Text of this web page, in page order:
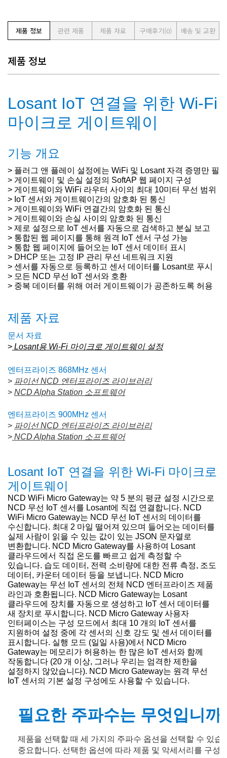
제품 정보 관련 제품 제품 자료 구매후기(0) 배송 및 교환
제품 정보
Losant IoT 연결을 위한 Wi-Fi
마이크로 게이트웨이
기능 개요
> 플러그 앤 플레이 설정에는 WiFi 및 Losant 자격 증명만 필요
> 게이트웨이 및 손실 설정의 SoftAP 웹 페이지 구성
> 게이트웨이와 WiFi 라우터 사이의 최대 10미터 무선 범위
> IoT 센서와 게이트웨이간의 암호화 된 통신
> 게이트웨이와 WiFi 연결간의 암호화 된 통신
> 게이트웨이와 손실 사이의 암호화 된 통신
> 제로 설정으로 IoT 센서를 자동으로 검색하고 분실 보고
> 통합된 웹 페이지를 통해 원격 IoT 센서 구성 가능
> 통합 웹 페이지에 들어오는 IoT 센서 데이터 표시
> DHCP 또는 고정 IP 관리 무선 네트워크 지원
> 센서를 자동으로 등록하고 센서 데이터를 Losant로 푸시
> 모든 NCD 무선 IoT 센서와 호환
> 중복 데이터를 위해 여러 게이트웨이가 공존하도록 허용
제품 자료
문서 자료
> Losant용 Wi-Fi 마이크로 게이트웨이 설정
엔터프라이즈 868MHz 센서
> 파이선 NCD 엔터프라이즈 라이브러리
> NCD Alpha Station 소프트웨어
엔터프라이즈 900MHz 센서
> 파이선 NCD 엔터프라이즈 라이브러리
> NCD Alpha Station 소프트웨어
Losant IoT 연결을 위한 Wi-Fi 마이크로
게이트웨이
NCD WiFi Micro Gateway는 약 5 분의 평균 설정 시간으로
NCD 무선 IoT 센서를 Losant에 직접 연결합니다. NCD
WiFi Micro Gateway는 NCD 무선 IoT 센서의 데이터를
수신합니다. 최대 2 마일 떨어져 있으며 들어오는 데이터를
실제 사람이 읽을 수 있는 값이 있는 JSON 문자열로
변환합니다. NCD Micro Gateway를 사용하여 Losant
클라우드에서 직접 온도를 빠르고 쉽게 측정할 수
있습니다. 습도 데이터, 전력 소비량에 대한 전류 측정, 조도
데이터, 카운터 데이터 등을 보냅니다. NCD Micro
Gateway는 무선 IoT 센서의 전체 NCD 엔터프라이즈 제품
라인과 호환됩니다. NCD Micro Gateway는 Losant
클라우드에 장치를 자동으로 생성하고 IoT 센서 데이터를
새 장치로 푸시합니다. NCD Micro Gateway 사용자
인터페이스는 구성 모드에서 최대 10 개의 IoT 센서를
지원하여 설정 중에 각 센서의 신호 강도 및 센서 데이터를
표시합니다. 실행 모드 (일일 사용)에서 NCD Micro
Gateway는 메모리가 허용하는 한 많은 IoT 센서와 함께
작동합니다 (20 개 이상, 그러나 우리는 엄격한 제한을
설정하지 않았습니다). NCD Micro Gateway는 원격 무선
IoT 센서의 기본 설정 구성에도 사용할 수 있습니다.
필요한 주파수는 무엇입니까
제품을 선택할 때 세 가지의 주파수 옵션을 선택할 수 있습
중요합니다. 선택한 옵션에 따라 제품 및 악세서리를 구성